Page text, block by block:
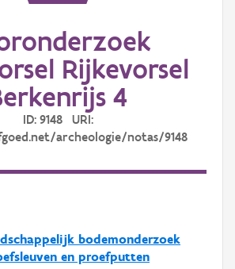
Rijkevorsel
4
ID: 9148 URI:
archeologie/notas/9148
bodemonderzoek
en proefputten